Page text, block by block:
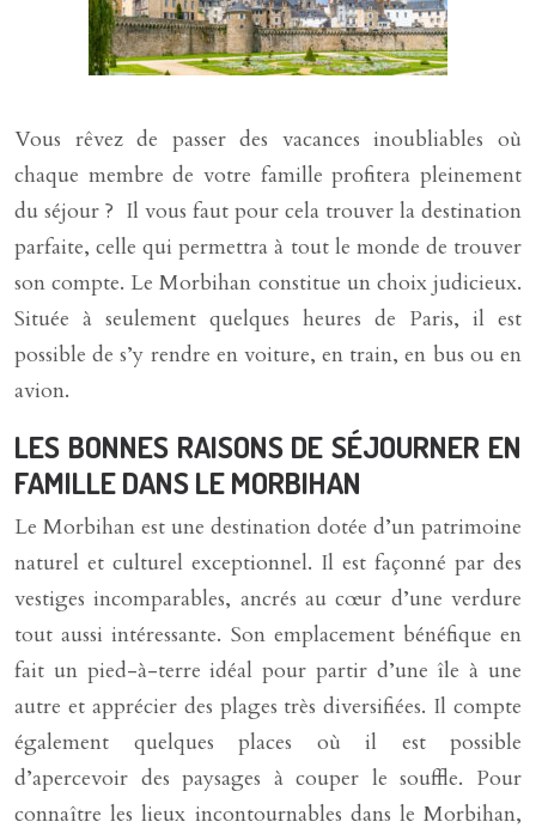
Vous rêvez de passer des vacances inoubliables où
chaque membre de votre famille profitera pleinement
du séjour ? Il vous faut pour cela trouver la destination
parfaite, celle qui permettra à tout le monde de trouver
son compte. Le Morbihan constitue un choix judicieux.
Située à seulement quelques heures de Paris, il est
possible de s’y rendre en voiture, en train, en bus ou en
avion.
LES BONNES RAISONS DE SÉJOURNER EN
FAMILLE DANS LE MORBIHAN
Le Morbihan est une destination dotée d’un patrimoine
naturel et culturel exceptionnel. Il est façonné par des
vestiges incomparables, ancrés au cœur d’une verdure
tout aussi intéressante. Son emplacement bénéfique en
fait un pied-à-terre idéal pour partir d’une île à une
autre et apprécier des plages très diversifiées. Il compte
également quelques places où il est possible
d’apercevoir des paysages à couper le souffle. Pour
connaître les lieux incontournables dans le Morbihan,